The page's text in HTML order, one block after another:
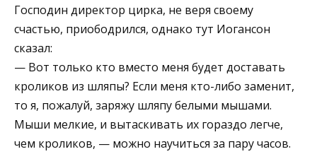
Господин директор цирка, не веря своему
счастью, приободрился, однако тут Иогансон
сказал:
— Вот только кто вместо меня будет доставать
кроликов из шляпы? Если меня кто-либо заменит,
то я, пожалуй, заряжу шляпу белыми мышами.
Мыши мелкие, и вытаскивать их гораздо легче,
чем кроликов, — можно научиться за пару часов.